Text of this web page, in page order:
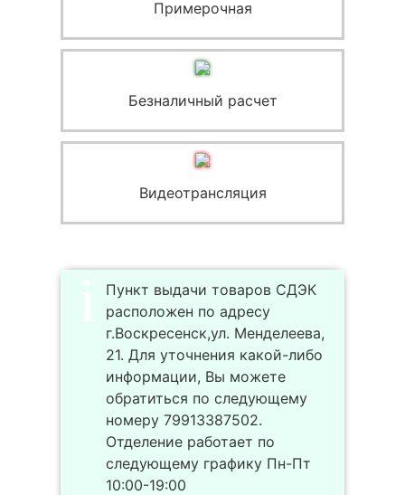
Примерочная
Безналичный расчет
Видеотрансляция
Пункт выдачи товаров СДЭК
расположен по адресу
г.Воскресенск,ул. Менделеева,
21. Для уточнения какой-либо
информации, Вы можете
обратиться по следующему
номеру 79913387502.
Отделение работает по
следующему графику Пн-Пт
10:00-19:00